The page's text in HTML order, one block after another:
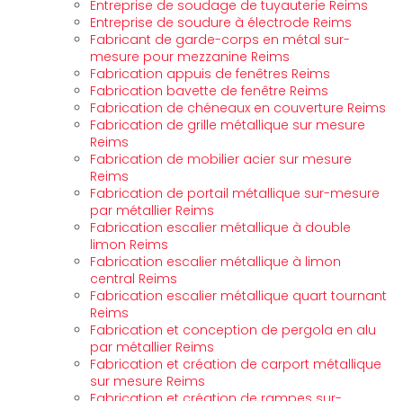
Entreprise de soudage de tuyauterie Reims
Entreprise de soudure à électrode Reims
Fabricant de garde-corps en métal sur-
mesure pour mezzanine Reims
Fabrication appuis de fenêtres Reims
Fabrication bavette de fenêtre Reims
Fabrication de chéneaux en couverture Reims
Fabrication de grille métallique sur mesure
Reims
Fabrication de mobilier acier sur mesure
Reims
Fabrication de portail métallique sur-mesure
par métallier Reims
Fabrication escalier métallique à double
limon Reims
Fabrication escalier métallique à limon
central Reims
Fabrication escalier métallique quart tournant
Reims
Fabrication et conception de pergola en alu
par métallier Reims
Fabrication et création de carport métallique
sur mesure Reims